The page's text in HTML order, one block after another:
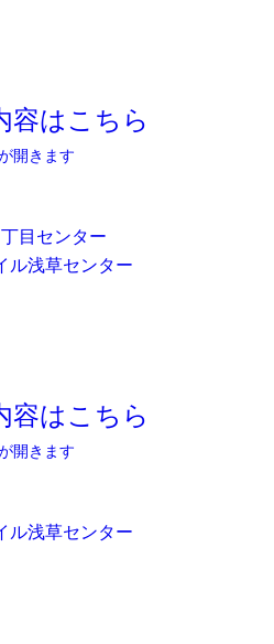
容はこちら
開きます
目センター
ル浅草センター
容はこちら
開きます
ル浅草センター